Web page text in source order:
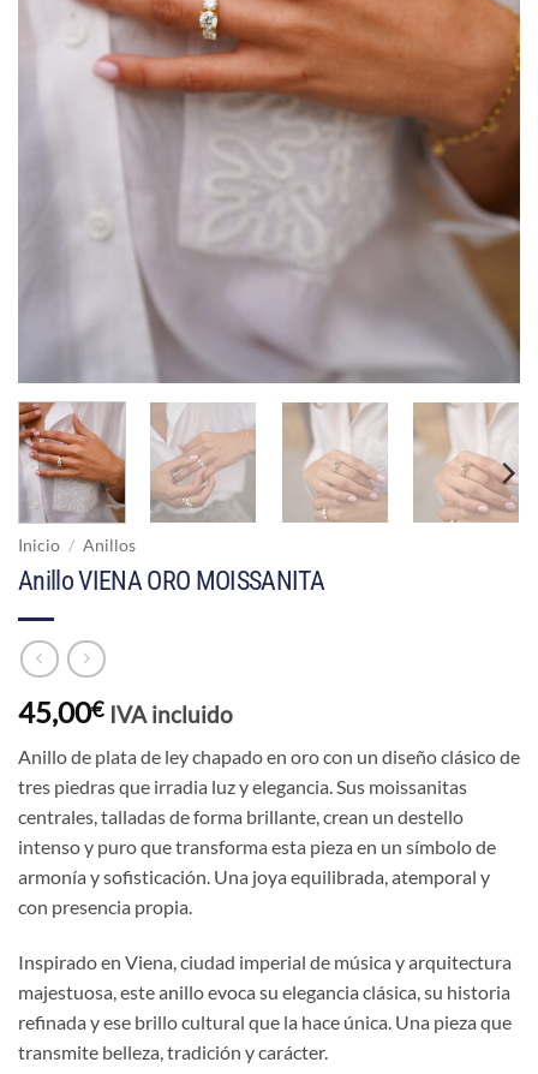
Inicio / Anillos
Anillo VIENA ORO MOISSANITA
45,00€ IVA incluido
Anillo de plata de ley chapado en oro con un diseño clásico de
tres piedras que irradia luz y elegancia. Sus moissanitas
centrales, talladas de forma brillante, crean un destello
intenso y puro que transforma esta pieza en un símbolo de
armonía y sofisticación. Una joya equilibrada, atemporal y
con presencia propia.
Inspirado en Viena, ciudad imperial de música y arquitectura
majestuosa, este anillo evoca su elegancia clásica, su historia
refinada y ese brillo cultural que la hace única. Una pieza que
transmite belleza, tradición y carácter.